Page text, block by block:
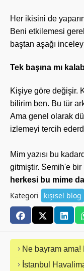
Her ikisini de
Beni etkilemesi
baştan aşağı
Tek başına mı
Kişiye göre değişir.
bilirim ben. Bu tür
Ama genel olarak
izlemeyi tercih
Mim yazısı bu
gitmiştir. Semih'e
herkesi bu mime
Kategori kişisel blog
Ne bayram ama!
İstanbul